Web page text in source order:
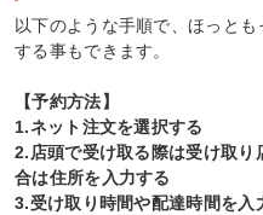
以下のような手順で、ほっと
する事もできます。
【予約方法】
1.ネット注文を選択する
2.店頭で受け取る際は受け取
合は住所を入力する
3.受け取り時間や配達時間を入